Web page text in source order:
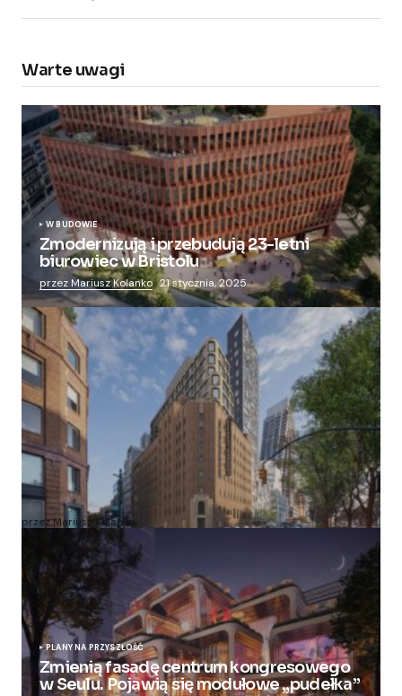
Warte uwagi
W BUDOWIE
Zmodernizują i przebudują 23-letni
biurowiec w Bristolu
przez Mariusz Kolanko 21 stycznia, 2025
Zmieniają więzienie dla kobiet w nowoczesny
apartamentowiec
przez Mariusz Kolanko 20 lipca, 2024
PLANY NA PRZYSZŁOŚĆ
Zmienią fasadę centrum kongresowego
w Seulu. Pojawią się modułowe „pudełka”